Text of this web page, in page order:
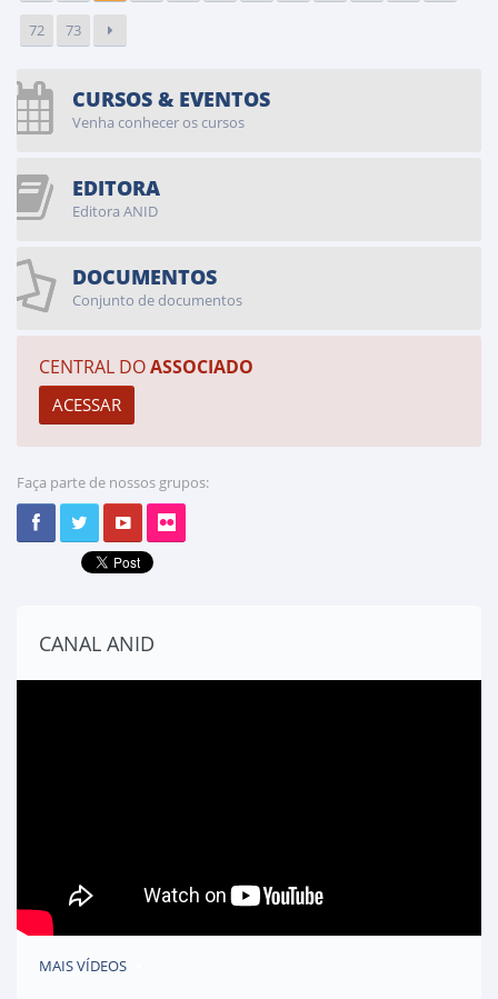
72 73
CURSOS & EVENTOS
Venha conhecer os cursos
EDITORA
Editora ANID
DOCUMENTOS
Conjunto de documentos
CENTRAL DOASSOCIADO
Faça parte de nossos grupos:
CANAL ANID
MAIS VÍDEOS